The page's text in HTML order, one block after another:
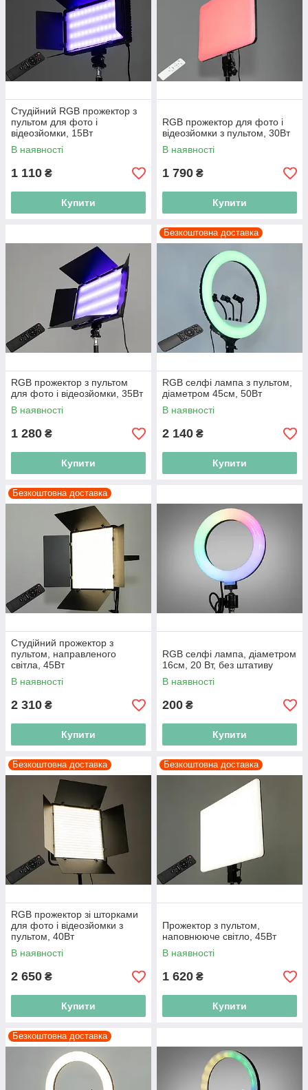
Студійний RGB прожектор з
пультом для фото і
відеозйомки, 15Вт
В наявності
1 110 ₴
Купити
RGB прожектор для фото і
відеозйомки з пультом, 30Вт
В наявності
1 790 ₴
Купити
RGB прожектор з пультом
для фото і відеозйомки, 35Вт
В наявності
1 280 ₴
Купити
Безкоштовна доставка
RGB селфі лампа з пультом,
діаметром 45см, 50Вт
В наявності
2 140 ₴
Купити
Безкоштовна доставка
Студійний прожектор з
пультом, направленого
світла, 45Вт
В наявності
2 310 ₴
Купити
RGB селфі лампа, діаметром
16см, 20 Вт, без штативу
В наявності
200 ₴
Купити
Безкоштовна доставка
RGB прожектор зі шторками
для фото і відеозйомки з
пультом, 40Вт
В наявності
2 650 ₴
Купити
Безкоштовна доставка
Прожектор з пультом,
наповнююче світло, 45Вт
В наявності
1 620 ₴
Купити
Безкоштовна доставка